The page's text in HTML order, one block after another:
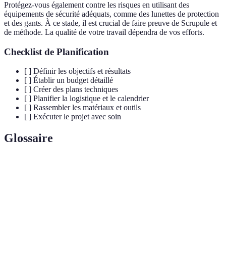
Protégez-vous également contre les risques en utilisant des
équipements de sécurité adéquats, comme des lunettes de protection
et des gants. À ce stade, il est crucial de faire preuve de Scrupule et
de méthode. La qualité de votre travail dépendra de vos efforts.
Checklist de Planification
[ ] Définir les objectifs et résultats
[ ] Établir un budget détaillé
[ ] Créer des plans techniques
[ ] Planifier la logistique et le calendrier
[ ] Rassembler les matériaux et outils
[ ] Exécuter le projet avec soin
Glossaire